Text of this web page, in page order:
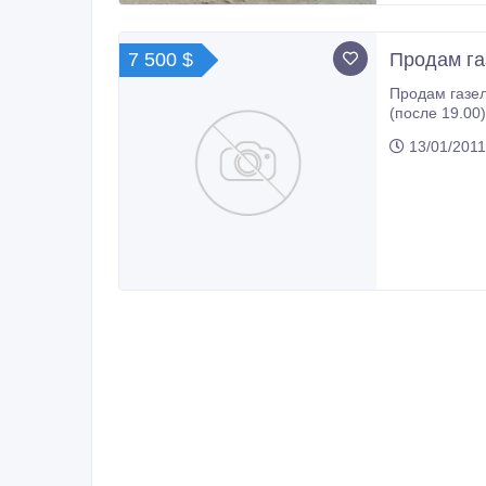
7 500 $ Продам
Продам газель ГАЗ 3302-415, 2006 г.в., будка,
(после
13/01/